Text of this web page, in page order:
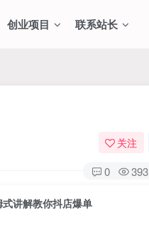
创业项目 联系站长
关注
0 393
讲解教你抖店爆单